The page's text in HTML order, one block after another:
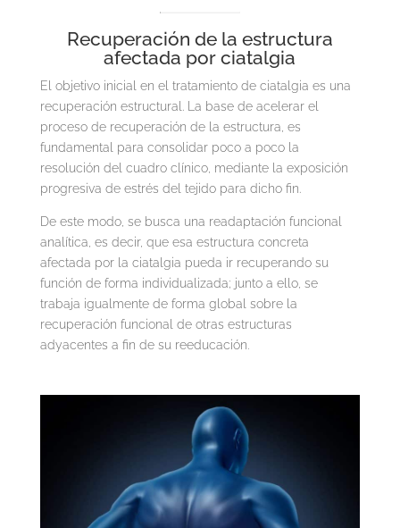
Recuperación de la estructura
afectada por ciatalgia
El objetivo inicial en el tratamiento de ciatalgia es una
recuperación estructural. La base de acelerar el
proceso de recuperación de la estructura, es
fundamental para consolidar poco a poco la
resolución del cuadro clínico, mediante la exposición
progresiva de estrés del tejido para dicho fin.
De este modo, se busca una readaptación funcional
analítica, es decir, que esa estructura concreta
afectada por la ciatalgia pueda ir recuperando su
función de forma individualizada; junto a ello, se
trabaja igualmente de forma global sobre la
recuperación funcional de otras estructuras
adyacentes a fin de su reeducación.